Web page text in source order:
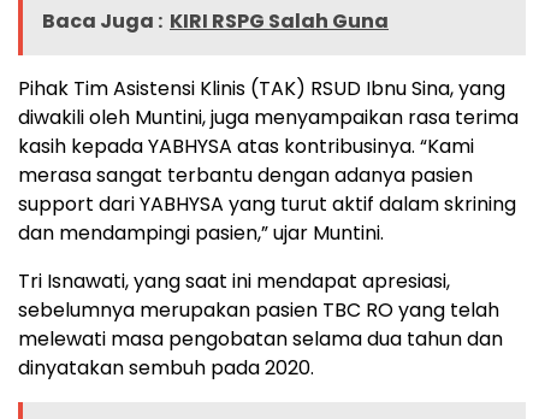
Baca Juga : KIRI RSPG Salah Guna
Pihak Tim Asistensi Klinis (TAK) RSUD Ibnu Sina, yang
diwakili oleh Muntini, juga menyampaikan rasa terima
kasih kepada YABHYSA atas kontribusinya. “Kami
merasa sangat terbantu dengan adanya pasien
support dari YABHYSA yang turut aktif dalam skrining
dan mendampingi pasien,” ujar Muntini.
Tri Isnawati, yang saat ini mendapat apresiasi,
sebelumnya merupakan pasien TBC RO yang telah
melewati masa pengobatan selama dua tahun dan
dinyatakan sembuh pada 2020.